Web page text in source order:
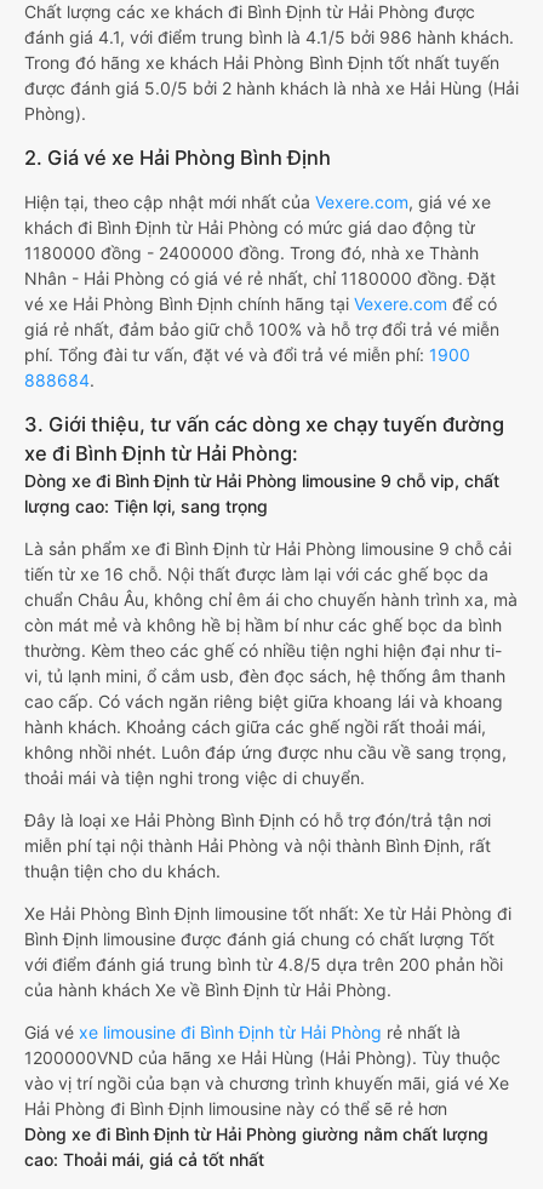
Chất lượng các xe khách đi Bình Định từ Hải Phòng được
đánh giá 4.1, với điểm trung bình là 4.1/5 bởi 986 hành khách.
Trong đó hãng xe khách Hải Phòng Bình Định tốt nhất tuyến
được đánh giá 5.0/5 bởi 2 hành khách là nhà xe Hải Hùng (Hải
Phòng).
2. Giá vé xe Hải Phòng Bình Định
Hiện tại, theo cập nhật mới nhất của Vexere.com, giá vé xe
khách đi Bình Định từ Hải Phòng có mức giá dao động từ
1180000 đồng - 2400000 đồng. Trong đó, nhà xe Thành
Nhân - Hải Phòng có giá vé rẻ nhất, chỉ 1180000 đồng. Đặt
vé xe Hải Phòng Bình Định chính hãng tại Vexere.com để có
giá rẻ nhất, đảm bảo giữ chỗ 100% và hỗ trợ đổi trả vé miễn
phí. Tổng đài tư vấn, đặt vé và đổi trả vé miễn phí: 1900
888684.
3. Giới thiệu, tư vấn các dòng xe chạy tuyến đường
xe đi Bình Định từ Hải Phòng:
Dòng xe đi Bình Định từ Hải Phòng limousine 9 chỗ vip, chất
lượng cao: Tiện lợi, sang trọng
Là sản phẩm xe đi Bình Định từ Hải Phòng limousine 9 chỗ cải
tiến từ xe 16 chỗ. Nội thất được làm lại với các ghế bọc da
chuẩn Châu Âu, không chỉ êm ái cho chuyến hành trình xa, mà
còn mát mẻ và không hề bị hầm bí như các ghế bọc da bình
thường. Kèm theo các ghế có nhiều tiện nghi hiện đại như ti-
vi, tủ lạnh mini, ổ cắm usb, đèn đọc sách, hệ thống âm thanh
cao cấp. Có vách ngăn riêng biệt giữa khoang lái và khoang
hành khách. Khoảng cách giữa các ghế ngồi rất thoải mái,
không nhồi nhét. Luôn đáp ứng được nhu cầu về sang trọng,
thoải mái và tiện nghi trong việc di chuyển.
Đây là loại xe Hải Phòng Bình Định có hỗ trợ đón/trả tận nơi
miễn phí tại nội thành Hải Phòng và nội thành Bình Định, rất
thuận tiện cho du khách.
Xe Hải Phòng Bình Định limousine tốt nhất: Xe từ Hải Phòng đi
Bình Định limousine được đánh giá chung có chất lượng Tốt
với điểm đánh giá trung bình từ 4.8/5 dựa trên 200 phản hồi
của hành khách Xe về Bình Định từ Hải Phòng.
Giá vé xe limousine đi Bình Định từ Hải Phòng rẻ nhất là
1200000VND của hãng xe Hải Hùng (Hải Phòng). Tùy thuộc
vào vị trí ngồi của bạn và chương trình khuyến mãi, giá vé Xe
Hải Phòng đi Bình Định limousine này có thể sẽ rẻ hơn
Dòng xe đi Bình Định từ Hải Phòng giường nằm chất lượng
cao: Thoải mái, giá cả tốt nhất